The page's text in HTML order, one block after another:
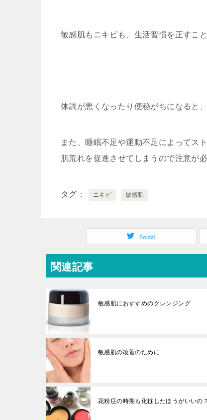
敏感肌もニキビも、生活習慣を正すこ
体調が悪くなったり便秘がちになると
また、睡眠不足や運動不足によってス
肌荒れを促進させてしまうので注意が必
タグ ニキビ 敏感肌
Tweet
関連記事
敏感肌におすすめのクレンジング
敏感肌の改善のために
花粉症の時期も化粧したほうがいいの？